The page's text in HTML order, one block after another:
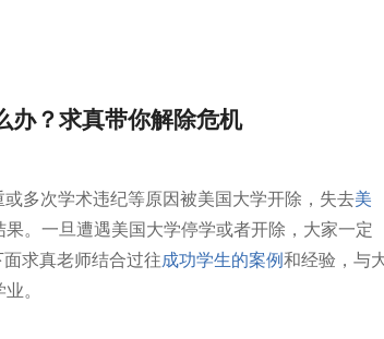
办？求真带你解除危机
或多次学术违纪等原因被美国大学开除，失去美
果。一旦遭遇美国大学停学或者开除，大家一定
求真老师结合过往成功学生的案例和经验，与
。